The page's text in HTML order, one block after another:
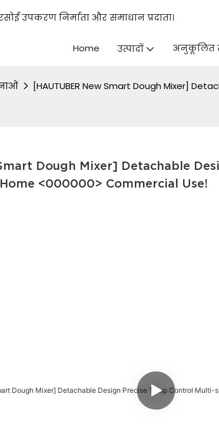
उपकरण निर्माता और समाधान प्रदाता।
Home उत्पादों अनुकूलित
[HAUTUBER New Smart Dough Mixer]
Dough Mixer] Detachable
<000000> Commercial Use!